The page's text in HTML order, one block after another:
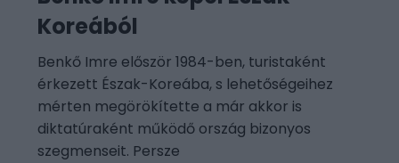
Koreából
Benkő Imre először 1984-ben, turistaként
érkezett Észak-Koreába, s lehetőségeihez
mérten megörökítette a már akkor is
diktatúraként működő ország bizonyos
szegmenseit. Persze